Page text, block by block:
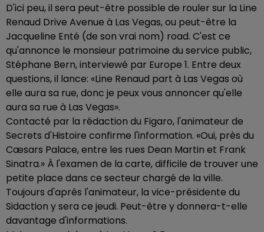
D'ici peu, il sera peut-être possible de rouler sur la Line
Renaud Drive Avenue à Las Vegas, ou peut-être la
Jacqueline Enté (de son vrai nom) road. C'est ce
qu'annonce le monsieur patrimoine du service public,
Stéphane Bern, interviewé par Europe 1. Entre deux
questions, il lance: «Line Renaud part à Las Vegas où
elle aura sa rue, donc je peux vous annoncer qu'elle
aura sa rue à Las Vegas».
Contacté par la rédaction du Figaro, l'animateur de
Secrets d'Histoire confirme l'information. «Oui, près du
Cæsars Palace, entre les rues Dean Martin et Frank
Sinatra.» À l'examen de la carte, difficile de trouver une
petite place dans ce secteur chargé de la ville.
Toujours d'après l'animateur, la vice-présidente du
Sidaction y sera ce jeudi. Peut-être y donnera-t-elle
davantage d'informations.